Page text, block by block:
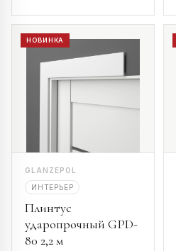
НОВИНКА
GLANZEPOL
ИНТЕРЬЕР
Плинтус
ударопрочный GPD-
80 2,2 м